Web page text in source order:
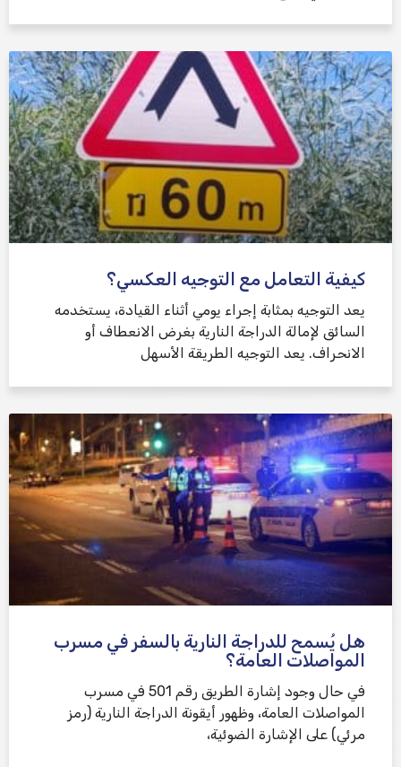
كيفية التعامل مع التوجيه العكسي؟
يعد التوجيه بمثابة إجراء يومي أثناء القيادة، يستخدمه
السائق لإمالة الدراجة النارية بغرض الانعطاف أو
الانحراف. يعد التوجيه الطريقة الأسهل
هل يُسمح للدراجة النارية بالسفر في مسرب
المواصلات العامة؟
في حال وجود إشارة الطريق رقم 501 في مسرب
المواصلات العامة، وظهور أيقونة الدراجة النارية (رمز
مرئي) على الإشارة الضوئية،